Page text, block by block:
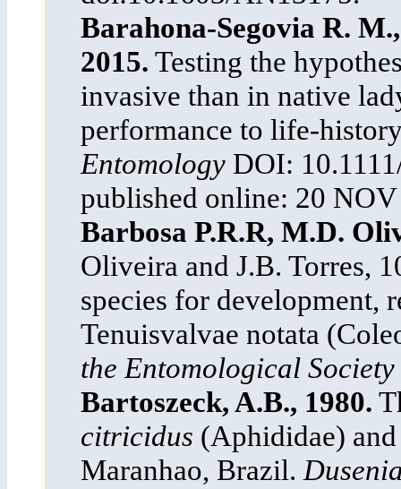
Barahona-Segovia R.
2015. Testing the
invasive than in native
performance to life-
EntomologyDOI:
published online: 20
Barbosa P.R.R, M.D.
Oliveira and J.B. Torres,
species for development,
Tenuisvalvae notata
the Entomological
Bartoszeck, A.B., 1980.
citricidus (Aphididae)
Maranhao, Brazil.